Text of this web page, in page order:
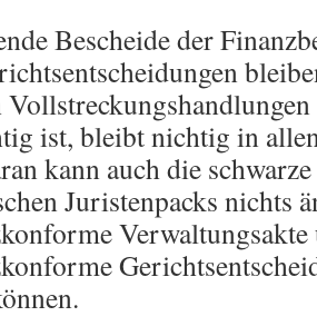
Bescheide der
ist, bleibt nichtig in
kann auch die
Juristenpacks nichts
Verwaltungsakte